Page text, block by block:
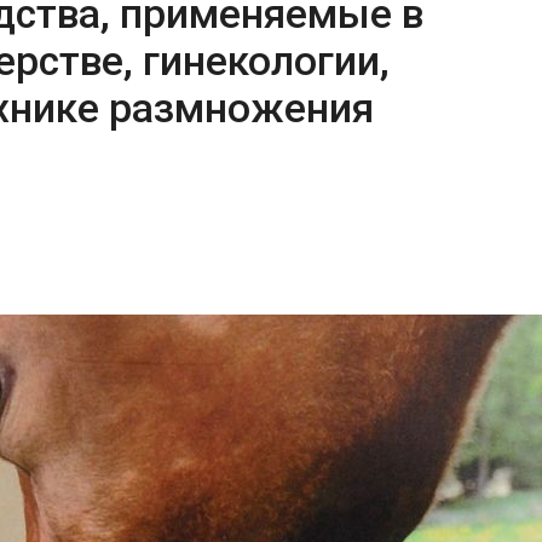
применяемые в
гинекологии,
размножения